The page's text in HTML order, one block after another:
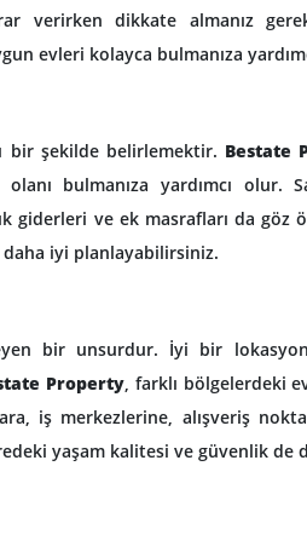
verirken dikkate almanız
evleri kolayca bulmanıza
bir şekilde belirlemektir. Bestate
bulmanıza yardımcı olur.
ve ek masrafları da göz
daha iyi planlayabilirsiniz.
bir unsurdur. İyi bir
Property, farklı bölgelerdeki
iş merkezlerine, alışveriş
yaşam kalitesi ve güvenlik de